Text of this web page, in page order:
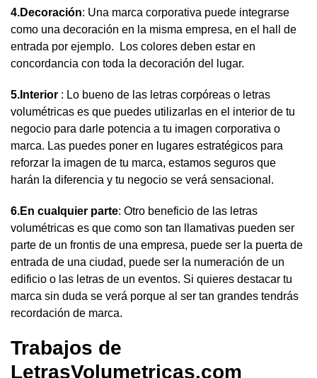
4.Decoración: Una marca corporativa puede integrarse
como una decoración en la misma empresa, en el hall de
entrada por ejemplo. Los colores deben estar en
concordancia con toda la decoración del lugar.
5.Interior : Lo bueno de las letras corpóreas o letras
volumétricas es que puedes utilizarlas en el interior de tu
negocio para darle potencia a tu imagen corporativa o
marca. Las puedes poner en lugares estratégicos para
reforzar la imagen de tu marca, estamos seguros que
harán la diferencia y tu negocio se verá sensacional.
6.En cualquier parte: Otro beneficio de las letras
volumétricas es que como son tan llamativas pueden ser
parte de un frontis de una empresa, puede ser la puerta de
entrada de una ciudad, puede ser la numeración de un
edificio o las letras de un eventos. Si quieres destacar tu
marca sin duda se verá porque al ser tan grandes tendrás
recordación de marca.
Trabajos de
LetrasVolumetricas.com